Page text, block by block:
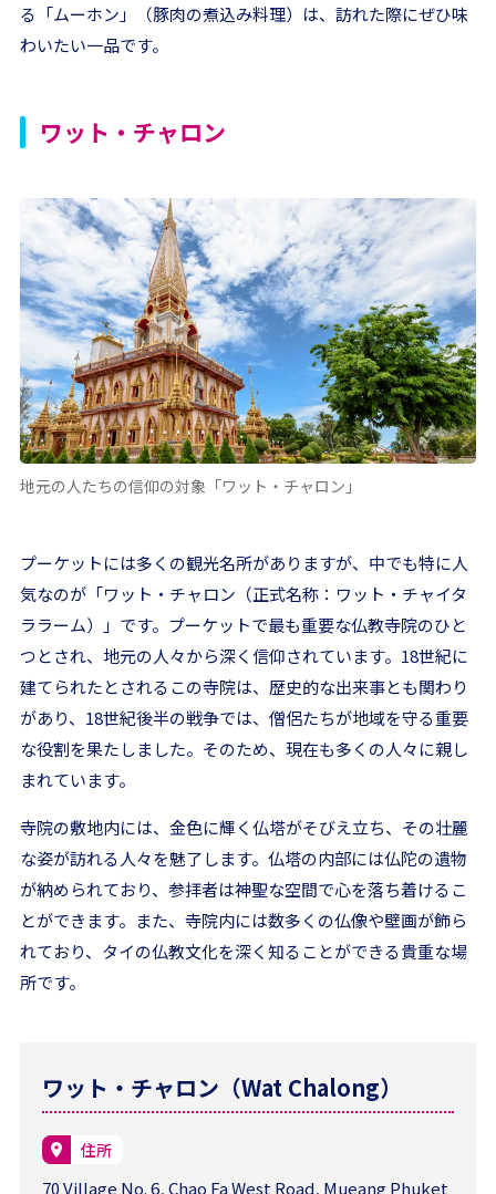
る「ムーホン」（豚肉の煮込み料理）は、訪れた際にぜひ味
わいたい一品です。
ワット・チャロン
地元の人たちの信仰の対象「ワット・チャロン」
プーケットには多くの観光名所がありますが、中でも特に人
気なのが「ワット・チャロン（正式名称：ワット・チャイタ
ララーム）」です。プーケットで最も重要な仏教寺院のひと
つとされ、地元の人々から深く信仰されています。18世紀に
建てられたとされるこの寺院は、歴史的な出来事とも関わり
があり、18世紀後半の戦争では、僧侶たちが地域を守る重要
な役割を果たしました。そのため、現在も多くの人々に親し
まれています。
寺院の敷地内には、金色に輝く仏塔がそびえ立ち、その壮麗
な姿が訪れる人々を魅了します。仏塔の内部には仏陀の遺物
が納められており、参拝者は神聖な空間で心を落ち着けるこ
とができます。また、寺院内には数多くの仏像や壁画が飾ら
れており、タイの仏教文化を深く知ることができる貴重な場
所です。
ワット・チャロン（Wat Chalong）
住所
70 Village No. 6, Chao Fa West Road, Mueang Phuket